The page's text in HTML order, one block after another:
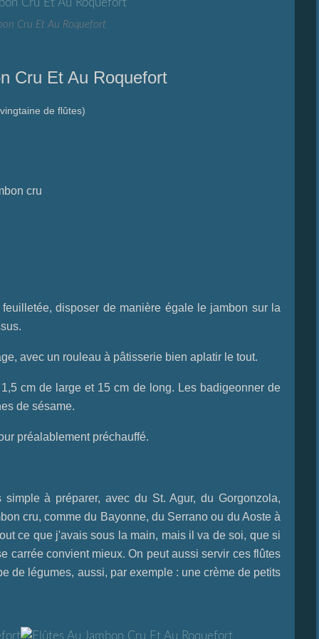
Cru Et Au Roquefort
Cru Et Au Roquefort
de flûtes)
cru
disposer de manière égale le jambon sur la
avec un rouleau à pâtisserie bien aplatir le tout.
cm de large et 15 cm de long. Les badigeonner de
de sésame.
préalablement préchauffé.
à préparer, avec du St. Agur, du Gorgonzola,
cru, comme du Bayonne, du Serrano ou du Aoste à
ce que j'avais sous la main, mais il va de soi, que si
carrée convient mieux. On peut aussi servir ces flûtes
de légumes, aussi, par exemple : une crème de petits